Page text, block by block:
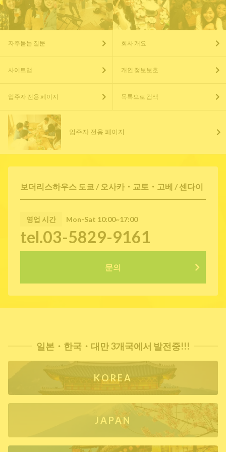
보더리스하우스 도쿄 / 오사카・교토・고베 / 센다이
영업 시간 Mon-Sat 10:00~17:00
tel.03-5829-9161
문의
자주묻는 질문 회사 개요
사이트맵 개인 정보보호
입주자 전용 페이지 목록으로 검색
입주자 전용 페이지
일본・한국・대만 3개국에서 발전중!!!
KOREA
JAPAN